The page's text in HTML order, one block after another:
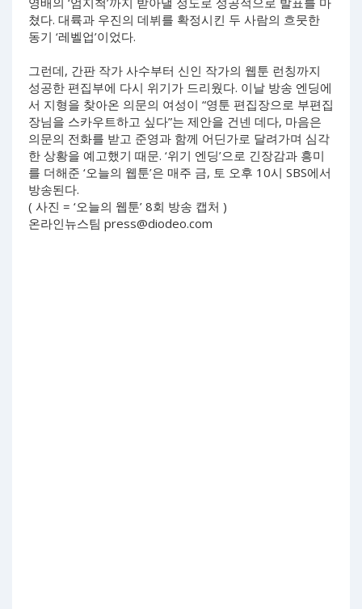
쳤다. 대륙과 우진의 데뷔를 확정시킨 두 사람의 흐뭇한
동기 ‘레벨업’이었다.
그런데, 간판 작가 사수부터 신인 작가의 웹툰 런칭까지
성공한 편집부에 다시 위기가 드리웠다. 이날 방송 엔딩에
서 지형을 찾아온 의문의 여성이 “영툰 편집장으로 부편집
장님을 스카우트하고 싶다”는 제안을 건넨 데다, 마음은
의문의 전화를 받고 준영과 함께 어딘가로 달려가며 심각
한 상황을 예고했기 때문. ‘위기 엔딩’으로 긴장감과 흥미
를 더해준 ‘오늘의 웹툰’은 매주 금, 토 오후 10시 SBS에서
방송된다.
( 사진 = ‘오늘의 웹툰’ 8회 방송 캡처 )
온라인뉴스팀 press@diodeo.com